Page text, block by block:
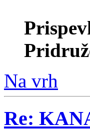
Na vrh
Re: